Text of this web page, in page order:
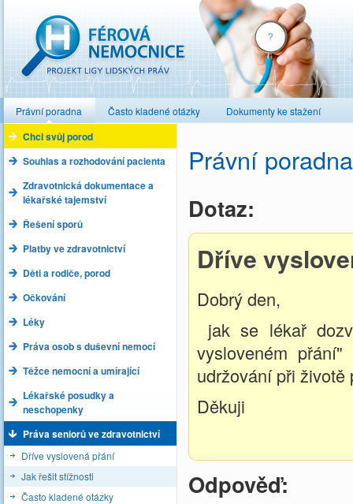
Právní poradna Často kladené otázky Dokumenty ke stažení
Chci svůj porod
Souhlas a rozhodování pacienta
Zdravotnická dokumentace a
lékařské tajemství
Řešení sporů
Platby ve zdravotnictví
Děti a rodiče, porod
Očkování
Léky
Práva osob s duševní nemocí
Těžce nemocní a umírající
Lékařské posudky a
neschopenky
Práva seniorů ve zdravotnictví
Dříve vyslovená přání
Jak řešit stížnosti
Často kladené otázky
Právní
Dotaz:
Dříve
Dobrý den,
jak se lékař
vysloveném
udržování při
Děkuji
Odpověď: